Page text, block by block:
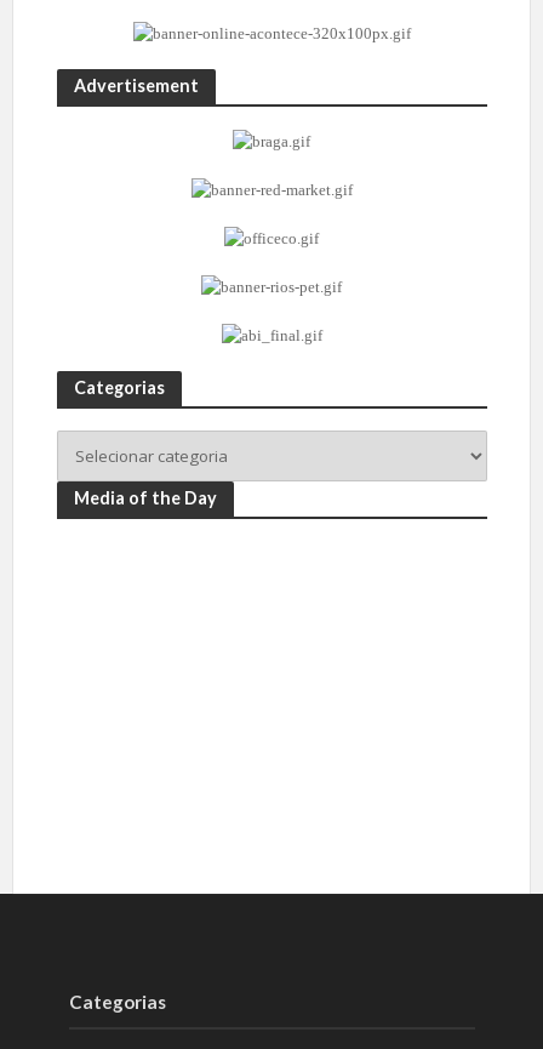
Advertisement
Categorias
Media of the Day
Categorias